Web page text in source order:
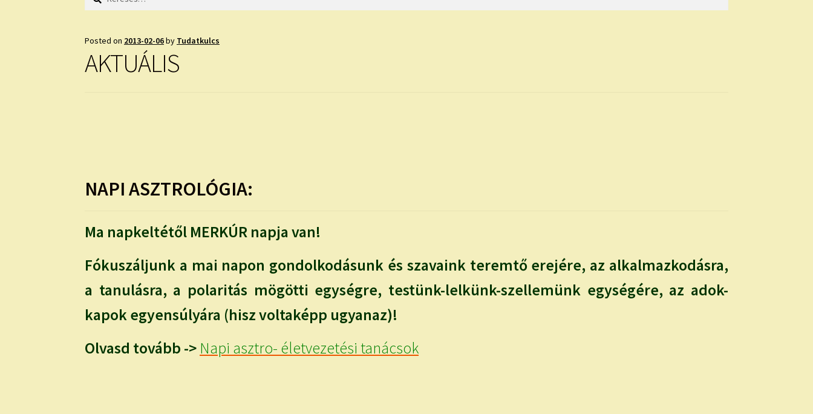
Posted on 2013-02-06by Tudatkulcs
AKTUÁLIS
NAPI ASZTROLÓGIA:
Ma napkeltétől MERKÚR napja van!
Fókuszáljunk a mai napon gondolkodásunk és szavaink teremtő erejére, az alkalmazkodásra,
a tanulásra, a polaritás mögötti egységre, testünk-lelkünk-szellemünk egységére, az adok-
kapok egyensúlyára (hisz voltaképp ugyanaz)!
Olvasd tovább -> Napi asztro- életvezetési tanácsok